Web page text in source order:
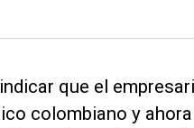
que el
colombiano y